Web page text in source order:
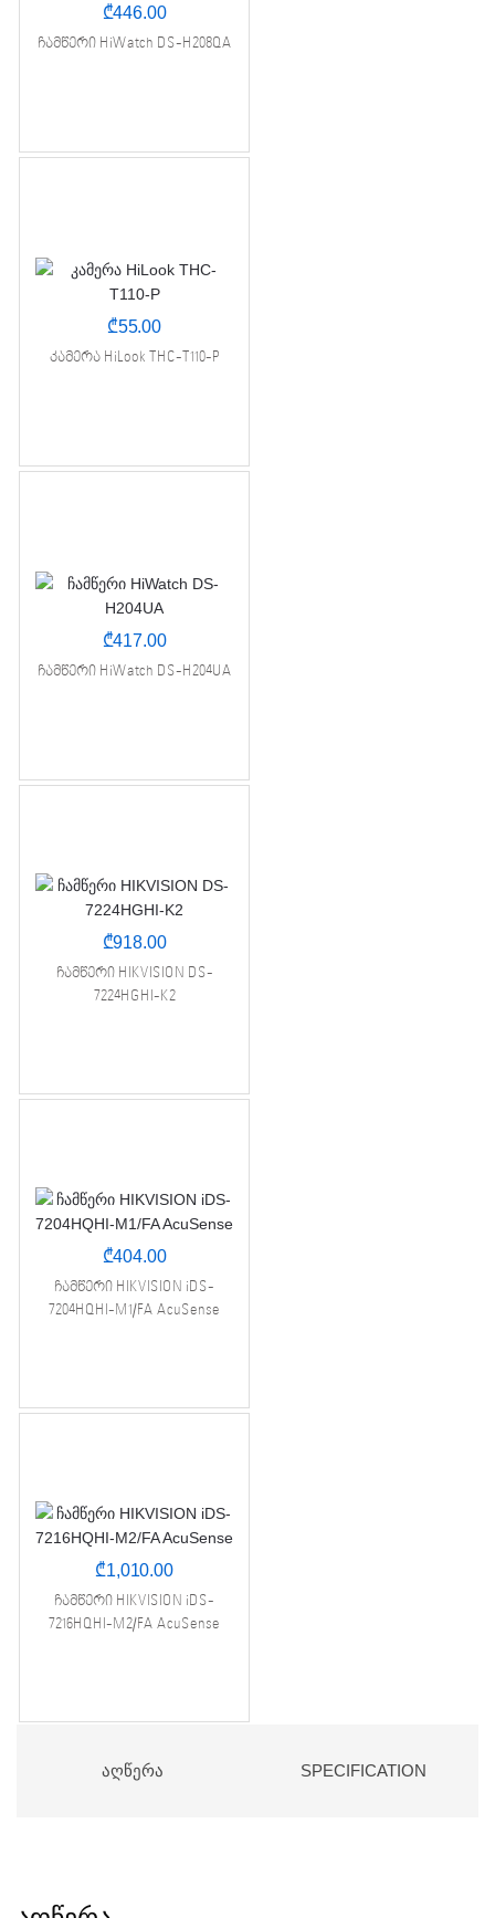
₾446.00
ჩამწერი HiWatch DS-H208QA
₾55.00
კამერა HiLook THC-T110-P
₾417.00
ჩამწერი HiWatch DS-H204UA
₾918.00
ჩამწერი HIKVISION DS-
7224HGHI-K2
₾404.00
ჩამწერი HIKVISION iDS-
7204HQHI-M1/FA AcuSense
₾1,010.00
ჩამწერი HIKVISION iDS-
7216HQHI-M2/FA AcuSense
ᲐᲦᲬᲔᲠᲐ SPECIFICATION